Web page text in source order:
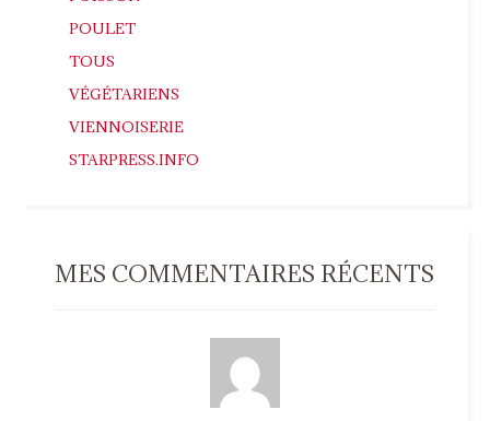
POULET
TOUS
VÉGÉTARIENS
VIENNOISERIE
STARPRESS.INFO
MES COMMENTAIRES RÉCENTS